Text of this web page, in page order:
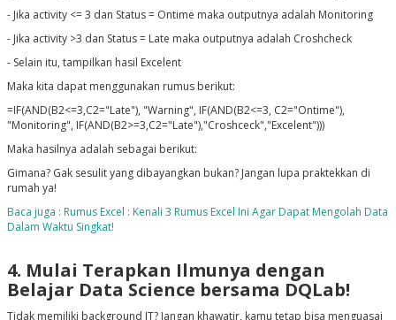
- Jika activity <= 3 dan Status = Ontime maka outputnya adalah Monitoring
- Jika activity >3 dan Status = Late maka outputnya adalah Croshcheck
- Selain itu, tampilkan hasil Excelent
Maka kita dapat menggunakan rumus berikut:
=IF(AND(B2<=3,C2="Late"), "Warning", IF(AND(B2<=3, C2="Ontime"),
"Monitoring", IF(AND(B2>=3,C2="Late"),"Croshceck","Excelent")))
Maka hasilnya adalah sebagai berikut:
Gimana? Gak sesulit yang dibayangkan bukan? Jangan lupa praktekkan di
rumah ya!
Baca juga : Rumus Excel : Kenali 3 Rumus Excel Ini Agar Dapat Mengolah Data
Dalam Waktu Singkat!
4. Mulai Terapkan Ilmunya dengan
Belajar Data Science bersama DQLab!
Tidak memiliki background IT? Jangan khawatir, kamu tetap bisa menguasai